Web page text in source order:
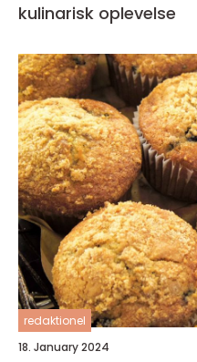
kulinarisk oplevelse
redaktionel
18. January 2024